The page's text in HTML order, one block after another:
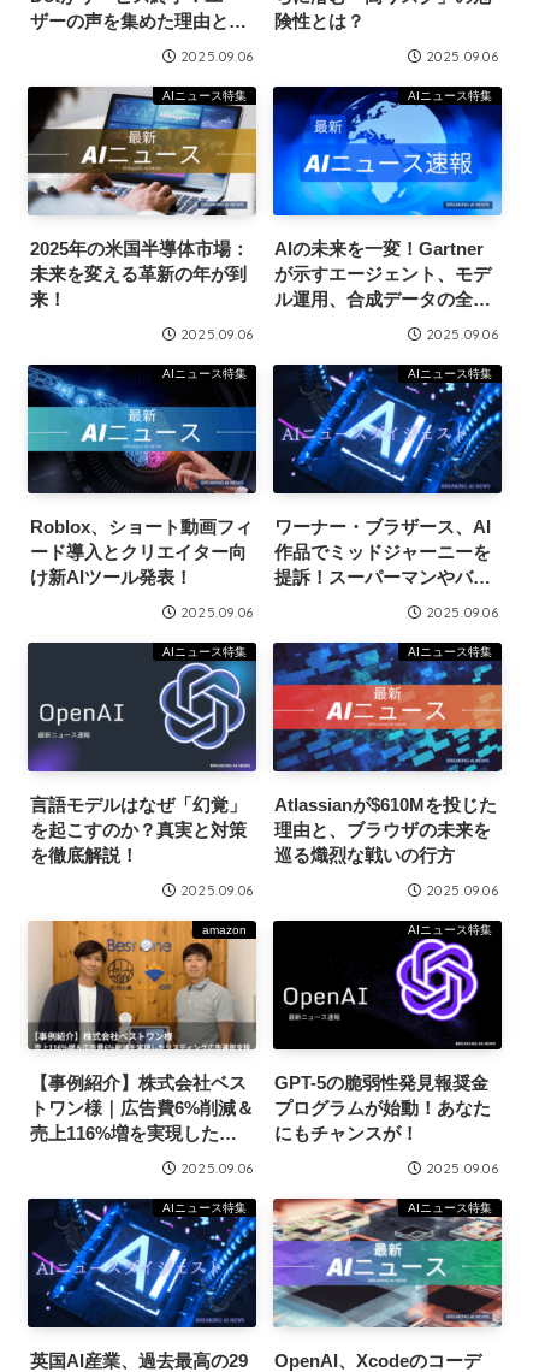
ザーの声を集めた理由と
2025.09.06
険性とは？
2025.09.06
AIニュース特集
2025年の米国半導体市場：
未来を変える革新の年が到
来！
2025.09.06
AIニュース特集
AIの未来を一変！Gartner
が示すエージェント、モデ
ル運用、合成データの全貌
2025.09.06
AIニュース特集
Roblox、ショート動画フィ
ード導入とクリエイター向
け新AIツール発表！
2025.09.06
AIニュース特集
ワーナー・ブラザース、AI
作品でミッドジャーニーを
提訴！スーパーマンやバッ
トマンの権利は守られるの
2025.09.06
AIニュース特集
言語モデルはなぜ「幻覚」
を起こすのか？真実と対策
を徹底解説！
2025.09.06
AIニュース特集
Atlassianが$610Mを投じた
理由と、ブラウザの未来を
巡る熾烈な戦いの行方
2025.09.06
amazon
【事例紹介】株式会社ベス
トワン様｜広告費6%削減＆
売上116%増を実現したリ
スティング広告運用支援2025.09.06
AIニュース特集
GPT-5の脆弱性発見報奨金
プログラムが始動！あなた
にもチャンスが！
2025.09.06
AIニュース特集
英国AI産業、過去最高の29
AIニュース特集
OpenAI、Xcodeのコーデ